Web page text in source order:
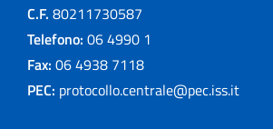
C.F. 80211730587
Telefono: 06 4990 1
Fax: 06 4938 7118
PEC: protocollo.centrale@pec.iss.it